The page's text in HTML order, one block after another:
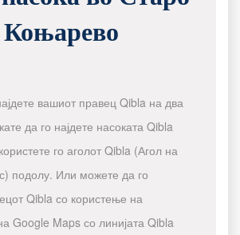
Коњарево
вашиот правец Qibla на два
да го најдете насоката Qibla
го аголот Qibla (Агол на
подолу. Или можете да го
Qibla со користење на
Google Maps со линијата Qibla